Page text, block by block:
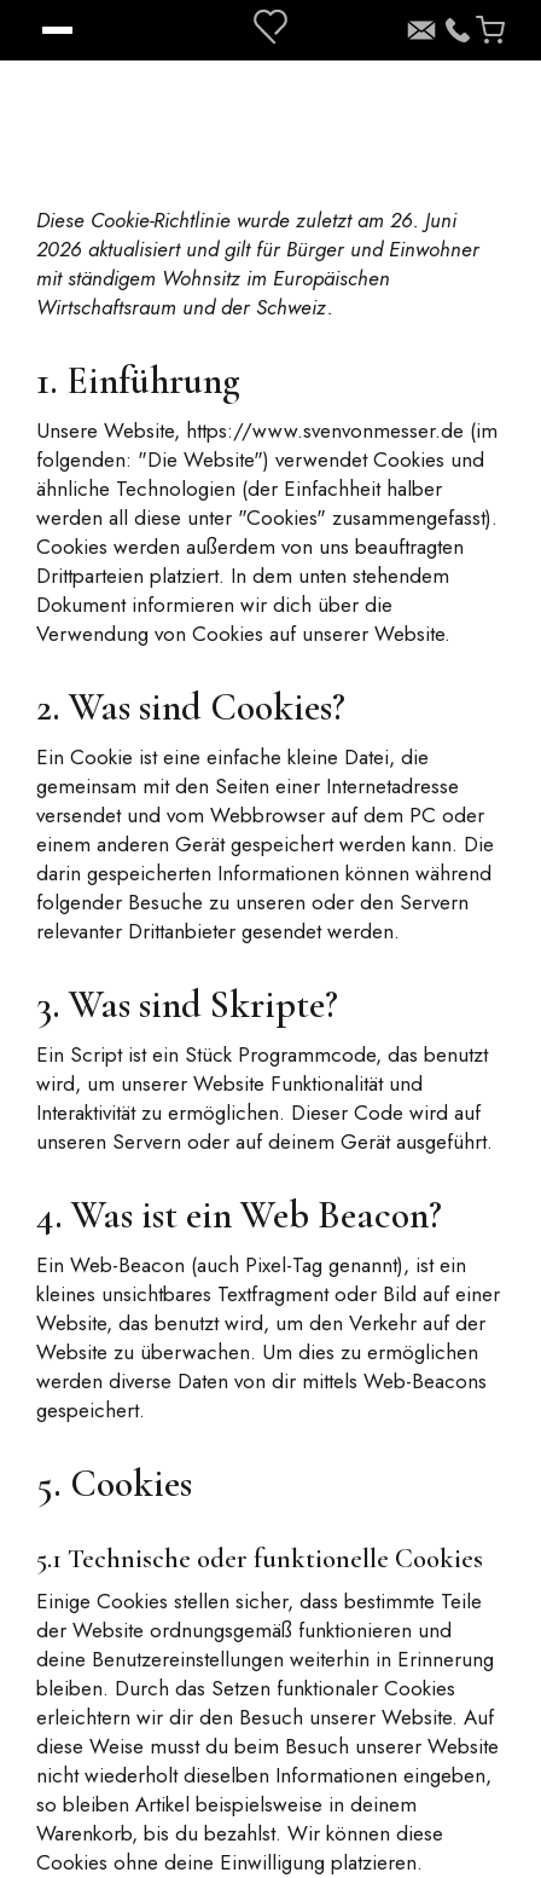
Diese Cookie-Richtlinie wurde zuletzt am 26. Juni
2026 aktualisiert und gilt für Bürger und Einwohner
mit ständigem Wohnsitz im Europäischen
Wirtschaftsraum und der Schweiz.
1. Einführung
Unsere Website, https://www.svenvonmesser.de (im
folgenden: "Die Website") verwendet Cookies und
ähnliche Technologien (der Einfachheit halber
werden all diese unter "Cookies" zusammengefasst).
Cookies werden außerdem von uns beauftragten
Drittparteien platziert. In dem unten stehendem
Dokument informieren wir dich über die
Verwendung von Cookies auf unserer Website.
2. Was sind Cookies?
Ein Cookie ist eine einfache kleine Datei, die
gemeinsam mit den Seiten einer Internetadresse
versendet und vom Webbrowser auf dem PC oder
einem anderen Gerät gespeichert werden kann. Die
darin gespeicherten Informationen können während
folgender Besuche zu unseren oder den Servern
relevanter Drittanbieter gesendet werden.
3. Was sind Skripte?
Ein Script ist ein Stück Programmcode, das benutzt
wird, um unserer Website Funktionalität und
Interaktivität zu ermöglichen. Dieser Code wird auf
unseren Servern oder auf deinem Gerät ausgeführt.
4. Was ist ein Web Beacon?
Ein Web-Beacon (auch Pixel-Tag genannt), ist ein
kleines unsichtbares Textfragment oder Bild auf einer
Website, das benutzt wird, um den Verkehr auf der
Website zu überwachen. Um dies zu ermöglichen
werden diverse Daten von dir mittels Web-Beacons
gespeichert.
5. Cookies
5.1 Technische oder funktionelle Cookies
Einige Cookies stellen sicher, dass bestimmte Teile
der Website ordnungsgemäß funktionieren und
deine Benutzereinstellungen weiterhin in Erinnerung
bleiben. Durch das Setzen funktionaler Cookies
erleichtern wir dir den Besuch unserer Website. Auf
diese Weise musst du beim Besuch unserer Website
nicht wiederholt dieselben Informationen eingeben,
so bleiben Artikel beispielsweise in deinem
Warenkorb, bis du bezahlst. Wir können diese
Cookies ohne deine Einwilligung platzieren.